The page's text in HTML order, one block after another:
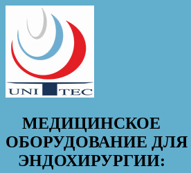
МЕДИЦИНСКОЕ
ОБОРУДОВАНИЕ ДЛЯ
ЭНДОХИРУРГИИ: